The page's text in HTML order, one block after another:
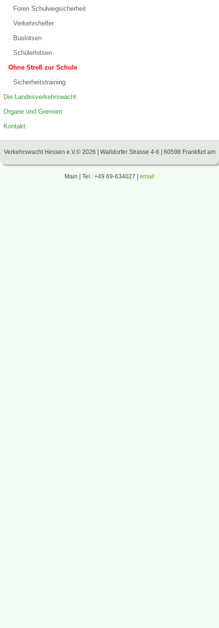
Foren Schulwegsicherheit
Verkehrshelfer
Buslotsen
Schülerlotsen
Ohne Streß zur Schule
Sicherheitstraining
Die Landesverkehrswacht
Organe und Gremien
Kontakt
Verkehrswacht Hessen e.V.© 2026 | Walldorfer Strasse 4-6 | 60598 Frankfurt am
Main | Tel.: +49 69-634027 | email